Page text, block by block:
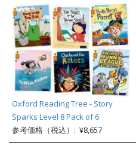
Oxford Reading Tree - Story
Sparks Level 8 Pack of 6
参考価格（税込）: ¥8,657